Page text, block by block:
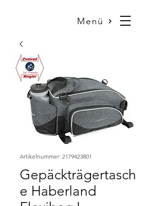
Menü
Artikelnummer: 2179423801
Gepäckträgertasch
e Haberland